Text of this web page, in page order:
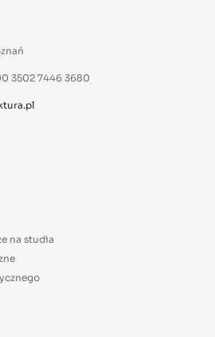
3502 7446 3680
na studia